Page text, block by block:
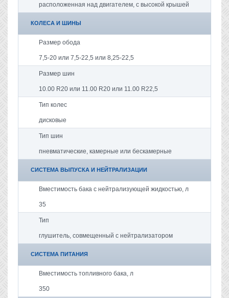
расположенная над двигателем, с высокой крышей
КОЛЕСА И ШИНЫ
Размер обода
7,5-20 или 7,5-22,5 или 8,25-22,5
Размер шин
10.00 R20 или 11.00 R20 или 11.00 R22,5
Тип колес
дисковые
Тип шин
пневматические, камерные или бескамерные
СИСТЕМА ВЫПУСКА И НЕЙТРАЛИЗАЦИИ
Вместимость бака с нейтрализующей жидкостью, л
35
Тип
глушитель, совмещенный с нейтрализатором
СИСТЕМА ПИТАНИЯ
Вместимость топливного бака, л
350